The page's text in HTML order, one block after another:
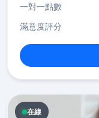
一對一點數
滿意度評分
在線